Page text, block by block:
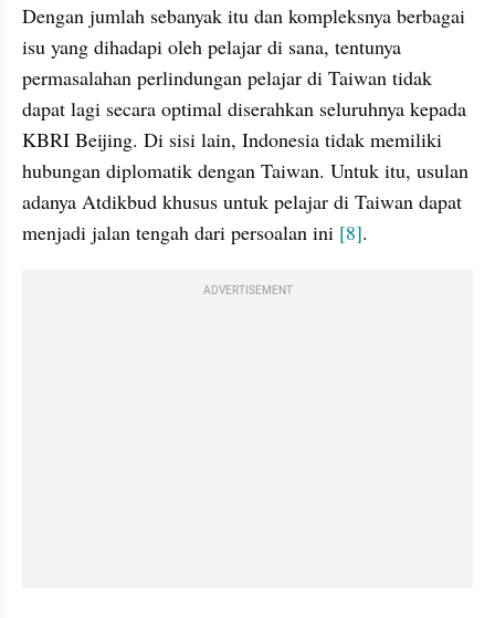
Dengan jumlah sebanyak itu dan kompleksnya berbagai
isu yang dihadapi oleh pelajar di sana, tentunya
permasalahan perlindungan pelajar di Taiwan tidak
dapat lagi secara optimal diserahkan seluruhnya kepada
KBRI Beijing. Di sisi lain, Indonesia tidak memiliki
hubungan diplomatik dengan Taiwan. Untuk itu, usulan
adanya Atdikbud khusus untuk pelajar di Taiwan dapat
menjadi jalan tengah dari persoalan ini [8].
ADVERTISEMENT